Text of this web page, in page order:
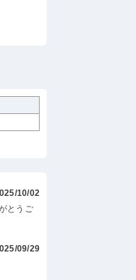
10/02
とうご
09/29